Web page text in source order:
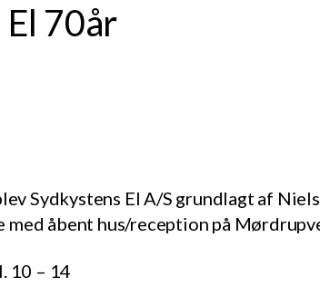
70år
Sydkystens El A/S grundlagt af
med åbent hus/reception på
10 – 14